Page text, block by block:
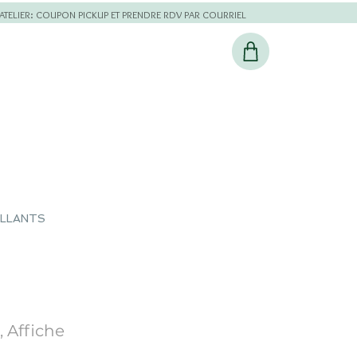
COUPON PICKUP ET PRENDRE RDV PAR COURRIEL
Affiche